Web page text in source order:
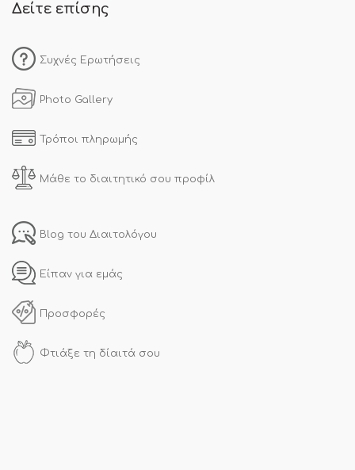
Δείτε επίσης
Συχνές Ερωτήσεις
Photo Gallery
Τρόποι πληρωμής
Μάθε το διαιτητικό σου προφίλ
Blog του Διαιτολόγου
Είπαν για εμάς
Προσφορές
Φτιάξε τη δίαιτά σου